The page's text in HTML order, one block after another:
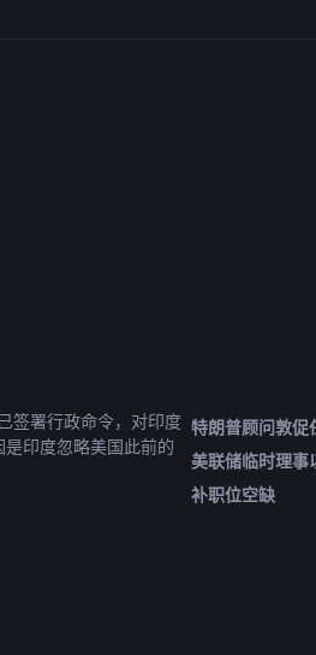
签署行政命令，对印度
印度忽略美国此前的
特朗普顾问敦促
美联储临时理事
补职位空缺